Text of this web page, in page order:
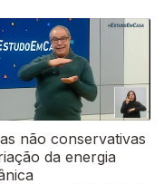
não conservativas
da energia